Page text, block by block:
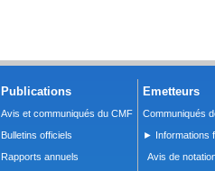
Publications
Avis et communiqués du CMF
Bulletins officiels
Rapports annuels
Emetteurs
Communiqués
► Informations
Avis de